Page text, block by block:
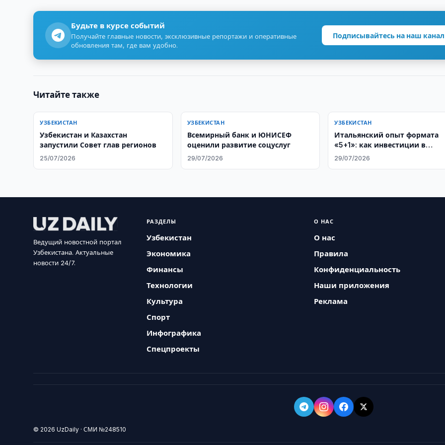
Будьте в курсе событий
Получайте главные новости, эксклюзивные репортажи и оперативные
обновления там, где вам удобно.
Подписывайтесь на наш канал
Читайте также
УЗБЕКИСТАН
Узбекистан и Казахстан
запустили Совет глав регионов
25/07/2026
УЗБЕКИСТАН
Всемирный банк и ЮНИСЕФ
оценили развитие соцуслуг
29/07/2026
УЗБЕКИСТАН
Итальянский опыт формата
«5+1»: как инвестиции в
человеческий капитал
29/07/2026
Ведущий новостной портал
Узбекистана. Актуальные
новости 24/7.
РАЗДЕЛЫ
Узбекистан
Экономика
Финансы
Технологии
Культура
Спорт
Инфографика
Спецпроекты
О НАС
О нас
Правила
Конфиденциальность
Наши приложения
Реклама
© 2026 UzDaily · СМИ №248510